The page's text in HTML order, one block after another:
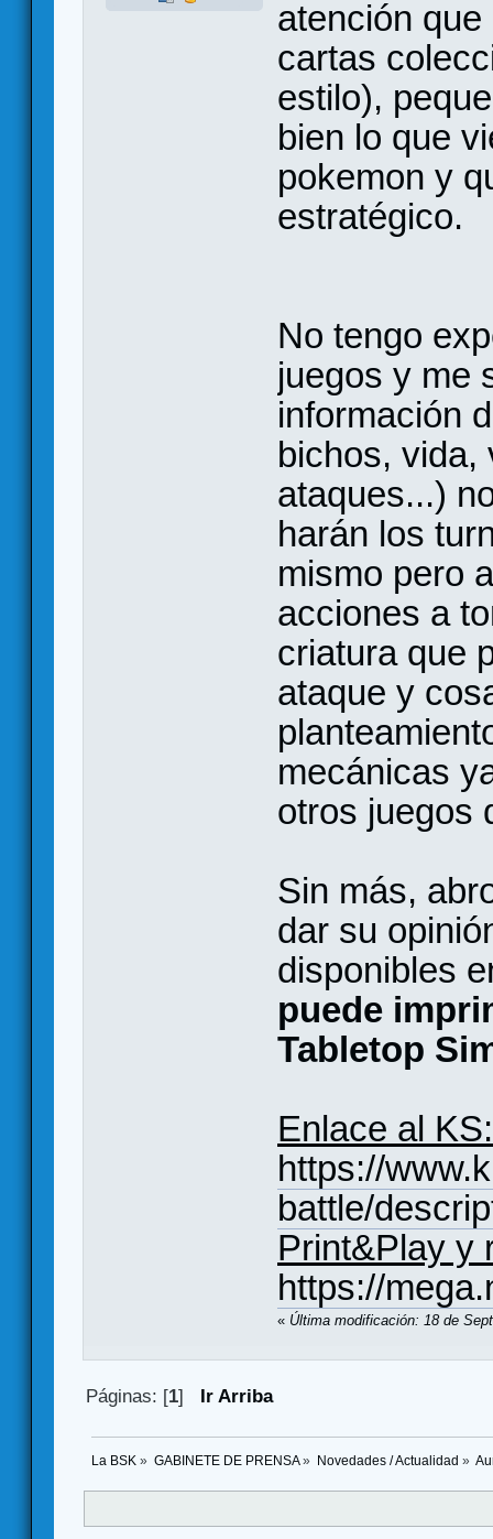
atención
cartas
estilo),
bien lo que
pokemon y
estratégico.
No tengo
juegos y me
información
bichos, vida,
ataques...)
harán los
mismo pero
acciones a
criatura que
ataque y
mecánicas
otros juegos
Sin más,
dar su
disponibles
puede
Tabletop
Enlace al KS:
https://
battle/
Print&Play y
https://
« Última modificación: 18 de
Páginas: [1] Ir Arriba
La BSK » GABINETE DE PRENSA» Novedades / Actualidad »